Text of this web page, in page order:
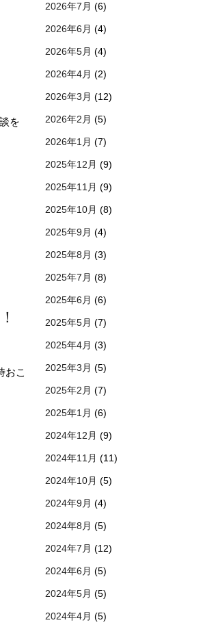
を
おこ
2026年7月 (6)
2026年6月 (4)
2026年5月 (4)
2026年4月 (2)
2026年3月 (12)
2026年2月 (5)
2026年1月 (7)
2025年12月 (9)
2025年11月 (9)
2025年10月 (8)
2025年9月 (4)
2025年8月 (3)
2025年7月 (8)
2025年6月 (6)
2025年5月 (7)
2025年4月 (3)
2025年3月 (5)
2025年2月 (7)
2025年1月 (6)
2024年12月 (9)
2024年11月 (11)
2024年10月 (5)
2024年9月 (4)
2024年8月 (5)
2024年7月 (12)
2024年6月 (5)
2024年5月 (5)
2024年4月 (5)